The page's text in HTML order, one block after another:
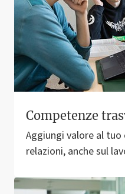
Competenze
Aggiungi valore al
relazioni, anche sul